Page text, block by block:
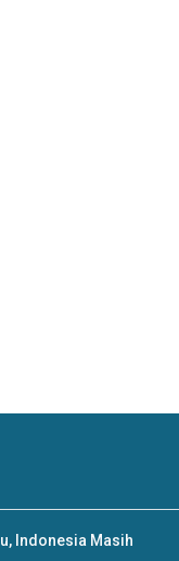
Indonesia Masih